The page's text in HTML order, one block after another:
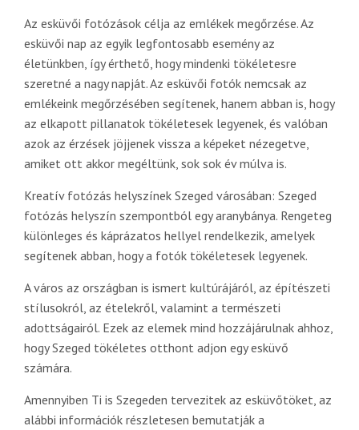
Az esküvői fotózások célja az emlékek megőrzése. Az
esküvői nap az egyik legfontosabb esemény az
életünkben, így érthető, hogy mindenki tökéletesre
szeretné a nagy napját. Az esküvői fotók nemcsak az
emlékeink megőrzésében segítenek, hanem abban is, hogy
az elkapott pillanatok tökéletesek legyenek, és valóban
azok az érzések jöjjenek vissza a képeket nézegetve,
amiket ott akkor megéltünk, sok sok év múlva is.
Kreatív fotózás helyszínek Szeged városában: Szeged
fotózás helyszín szempontból egy aranybánya. Rengeteg
különleges és káprázatos hellyel rendelkezik, amelyek
segítenek abban, hogy a fotók tökéletesek legyenek.
A város az országban is ismert kultúrájáról, az építészeti
stílusokról, az ételekről, valamint a természeti
adottságairól. Ezek az elemek mind hozzájárulnak ahhoz,
hogy Szeged tökéletes otthont adjon egy esküvő
számára.
Amennyiben Ti is Szegeden tervezitek az esküvőtöket, az
alábbi információk részletesen bemutatják a